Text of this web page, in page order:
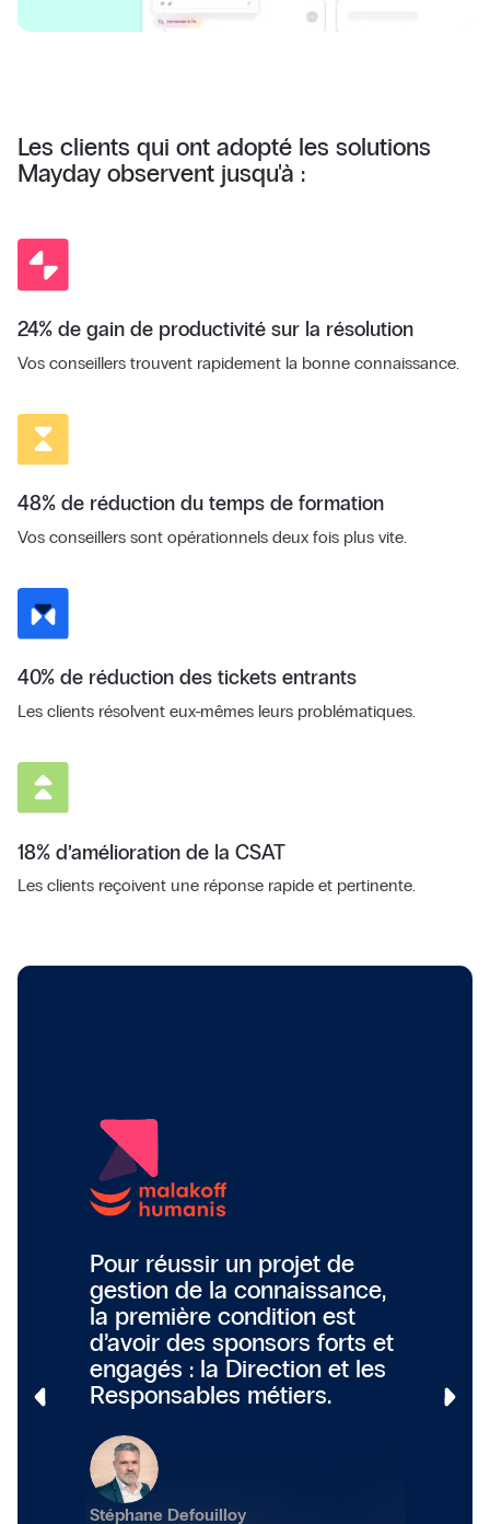
Les clients qui ont adopté les solutions
Mayday observent jusqu'à :
24% de gain de productivité sur la résolution
Vos conseillers trouvent rapidement la bonne connaissance.
48% de réduction du temps de formation
Vos conseillers sont opérationnels deux fois plus vite.
40% de réduction des tickets entrants
Les clients résolvent eux-mêmes leurs problématiques.
18% d’amélioration de la CSAT
Les clients reçoivent une réponse rapide et pertinente.
Pour réussir un projet de
gestion de la connaissance,
la première condition est
d’avoir des sponsors forts et
engagés : la Direction et les
Responsables métiers.
Stéphane Defouilloy